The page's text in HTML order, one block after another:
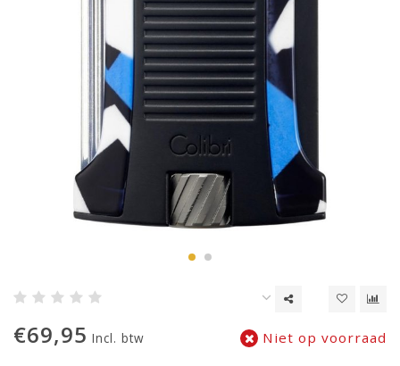
€69,95 Incl. btw Niet op voorraad